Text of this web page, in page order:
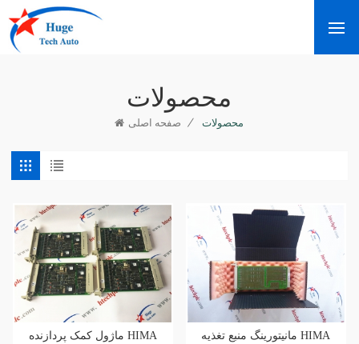
محصولات
صفحه اصلی / محصولات
ماژول کمک پردازنده HIMA
مانیتورینگ منبع تغذیه HIMA